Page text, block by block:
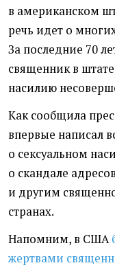
в американском
речь идет о
За последние 70
священник в
насилию
Как сообщила
впервые написал
о сексуальном
о скандале
и другим
странах.
Напомним, в США
жертвами